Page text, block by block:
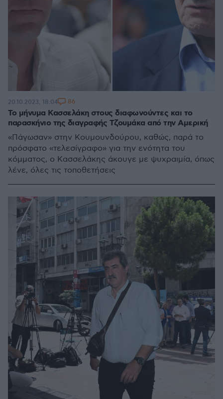
Το μήνυμα Κασσελάκη στους διαφωνούντες και το
παρασκήνιο της διαγραφής Τζουμάκα από την Αμερική
«Πάγωσαν» στην Κουμουνδούρου, καθώς, παρά το
πρόσφατο «τελεσίγραφο» για την ενότητα του
κόμματος, ο Κασσελάκης άκουγε με ψυχραιμία, όπως
λένε, όλες τις τοποθετήσεις
20.10.2023, 18:04 86